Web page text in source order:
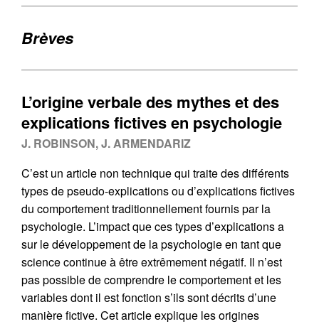
Brèves
L’origine verbale des mythes et des
explications fictives en psychologie
J. ROBINSON, J. ARMENDARIZ
C’est un article non technique qui traite des différents
types de pseudo-explications ou d’explications fictives
du comportement traditionnellement fournis par la
psychologie. L’impact que ces types d’explications a
sur le développement de la psychologie en tant que
science continue à être extrêmement négatif. Il n’est
pas possible de comprendre le comportement et les
variables dont il est fonction s’ils sont décrits d’une
manière fictive. Cet article explique les origines